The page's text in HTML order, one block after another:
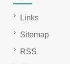
Links
Sitemap
RSS